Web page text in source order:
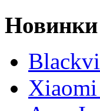
Новинки
Xiaomi